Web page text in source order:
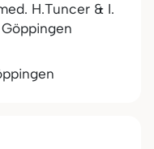
H.Tuncer & I.